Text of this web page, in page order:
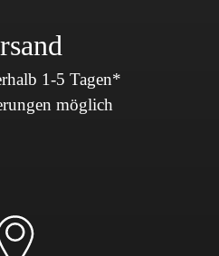
1-5 Tagen*
möglich